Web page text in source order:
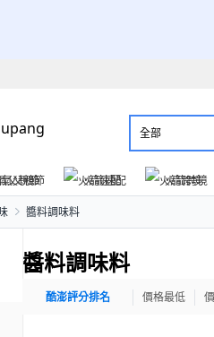
全部
父親節 火箭速配 火箭跨境
醬料調味料
醬料調味料
酷澎評分排名 價格最低